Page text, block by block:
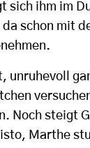
sich ihm im
schon mit
unruhevoll
Noch steigt
Marthe